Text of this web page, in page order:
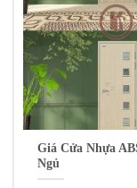
Giá Cửa Nhựa
Ngủ